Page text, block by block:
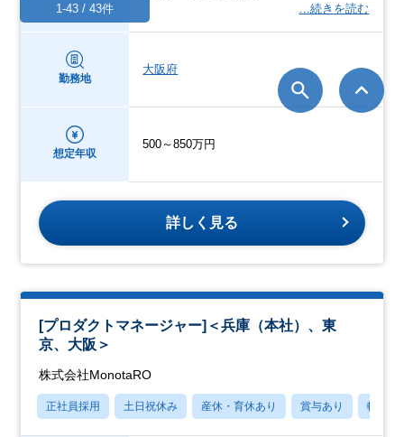
…続きを読む
勤務地
大阪府
想定年収
500～850万円
詳しく見る
[プロダクトマネージャー]＜兵庫（本社）、東
京、大阪＞
株式会社MonotaRO
正社員採用 土日祝休み 産休・育休あり 賞与あり 転勤な
1-43 / 43件